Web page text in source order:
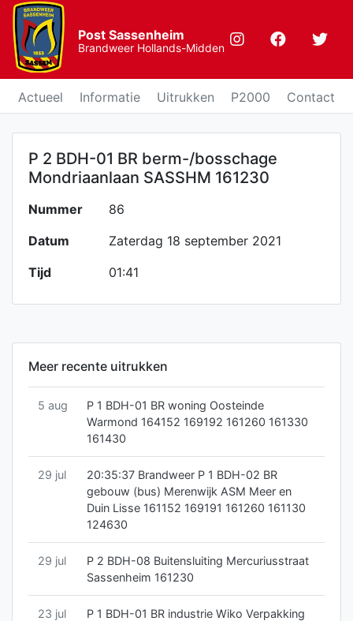
Post Sassenheim
Brandweer Hollands-Midden
Actueel Informatie Uitrukken P2000 Contact
P 2 BDH-01 BR berm-/bosschage
Mondriaanlaan SASSHM 161230
Nummer
86
Datum
Zaterdag 18 september 2021
Tijd
01:41
Meer recente uitrukken
5 aug
P 1 BDH-01 BR woning Oosteinde
Warmond 164152 169192 161260 161330
161430
29 jul
20:35:37 Brandweer P 1 BDH-02 BR
gebouw (bus) Merenwijk ASM Meer en
Duin Lisse 161152 169191 161260 161130
124630
29 jul
P 2 BDH-08 Buitensluiting Mercuriusstraat
Sassenheim 161230
23 jul
P 1 BDH-01 BR industrie Wiko Verpakking